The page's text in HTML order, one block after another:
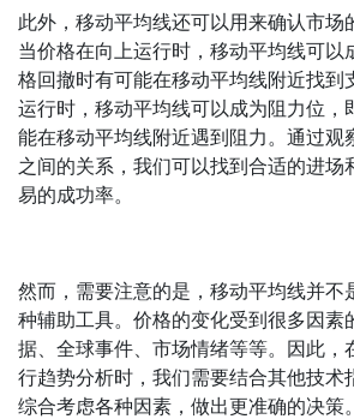
此外，移动平均线还可以用来确认市场
当价格在向上运行时，移动平均线可以
格回撤时有可能在移动平均线附近找到
运行时，移动平均线可以成为阻力位，
能在移动平均线附近遇到阻力。通过观
之间的关系，我们可以找到合适的进场
易的成功率。
然而，需要注意的是，移动平均线并不
种辅助工具。价格的变化受到很多因素
据、全球事件、市场情绪等等。因此，
行趋势分析时，我们需要结合其他技术
综合考虑各种因素，做出更准确的决策。